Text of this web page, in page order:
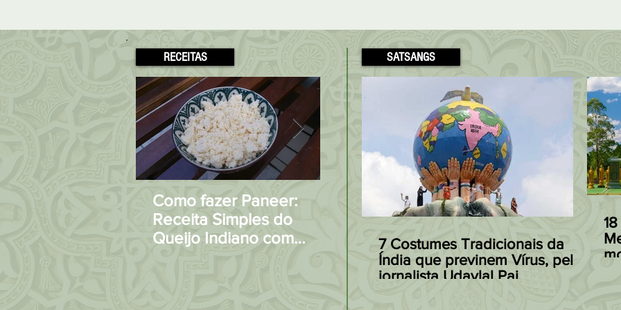
RECEITAS
Como fazer Paneer:
Receita Simples do
Queijo Indiano com
Modakas: o Doce
preferido de Ganesha à
base de Arroz, Coco e
Açúcar Mascavo
Receita
Patta Gobi,
Arroz com
à Indiana
SATSANGS
7 Costumes Tradicionais da
Índia que previnem Vírus, pelo
jornalista Udaylal Pai